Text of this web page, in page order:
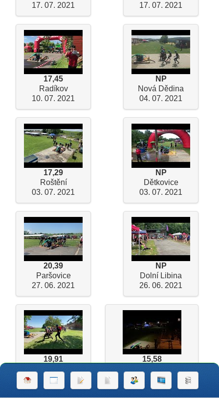
17. 07. 2021
17. 07. 2021
17,45
Radíkov
10. 07. 2021
NP
Nová Dědina
04. 07. 2021
17,29
Roštění
03. 07. 2021
NP
Dětkovice
03. 07. 2021
20,39
Paršovice
27. 06. 2021
NP
Dolní Libina
26. 06. 2021
19,91
Chválkovice
19. 06. 2021
15,58
Radslavice (noční 2B)
19. 09. 2020